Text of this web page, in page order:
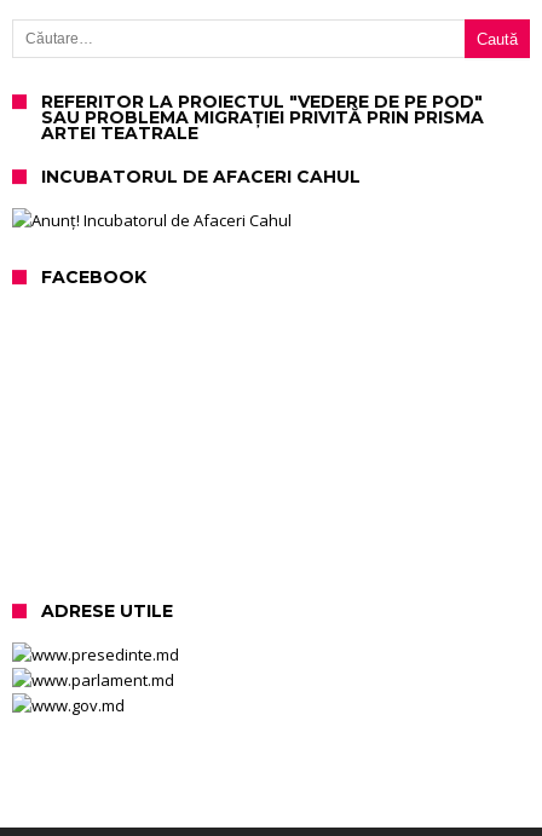
Caută după:
REFERITOR LA PROIECTUL "VEDERE DE PE POD"
SAU PROBLEMA MIGRAȚIEI PRIVITĂ PRIN PRISMA
ARTEI TEATRALE
INCUBATORUL DE AFACERI CAHUL
FACEBOOK
ADRESE UTILE